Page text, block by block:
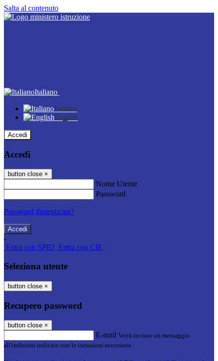
Salta al contenuto
Italiano
Italiano
English
Accedi
Accedi
button close ×
Nome Utente
Password
Password dimenticata?
-
Entra con SPID Entra con CIE
Seleziona utente
button close ×
Recupero password
button close ×
E-mail Verrà inviato un messaggio
all'indirizzo indicato con le istruzioni necessarie.